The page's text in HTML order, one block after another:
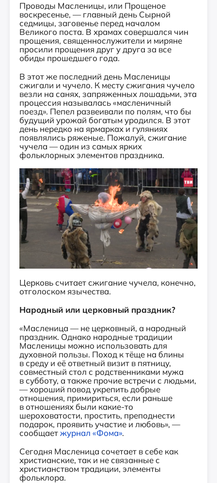
Проводы Масленицы, или Прощеное
воскресенье, — главный день Сырной
седмицы, заговенье перед началом
Великого поста. В храмах совершался чин
прощения, священнослужители и миряне
просили прощения друг у друга за все
обиды прошедшего года.
В этот же последний день Масленицы
сжигали и чучело. К месту сжигания чучело
везли на санях, запряженных лошадьми, эта
процессия называлась «масленичный
поезд». Пепел развеивали по полям, что бы
будущий урожай богатым уродился. В этот
день нередко на ярмарках и гуляниях
появлялись ряженые. Пожалуй, сжигание
чучела — один из самых ярких
фольклорных элементов праздника.
Церковь считает сжигание чучела, конечно,
отголоском язычества.
Народный или церковный праздник?
«Масленица — не церковный, а народный
праздник. Однако народные традиции
Масленицы можно использовать для
духовной пользы. Поход к тёще на блины
в среду и её ответный визит в пятницу,
совместный стол с родственниками мужа
в субботу, а также прочие встречи с людьми,
— хороший повод укрепить добрые
отношения, примириться, если раньше
в отношениях были какие-то
шероховатости, простить, преподнести
подарок, проявить участие и любовь», —
сообщаетжурнал «Фома».
Сегодня Масленица сочетает в себе как
христианские, так и не связанные с
христианством традиции, элементы
фольклора.